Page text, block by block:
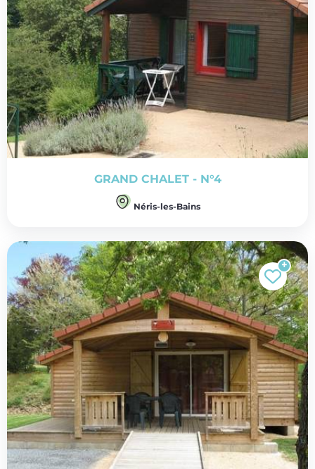
GRAND CHALET - N°4
Néris-les-Bains